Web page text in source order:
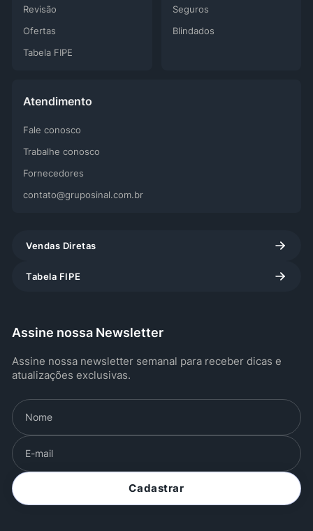
Atendimento
Fale conosco
Trabalhe conosco
Fornecedores
contato@gruposinal.com.br
Seguros
Blindados
Revisão
Ofertas
Tabela FIPE
Vendas Diretas
Tabela FIPE
Assine nossa Newsletter
Assine nossa newsletter semanal para receber dicas e
atualizações exclusivas.
Cadastrar